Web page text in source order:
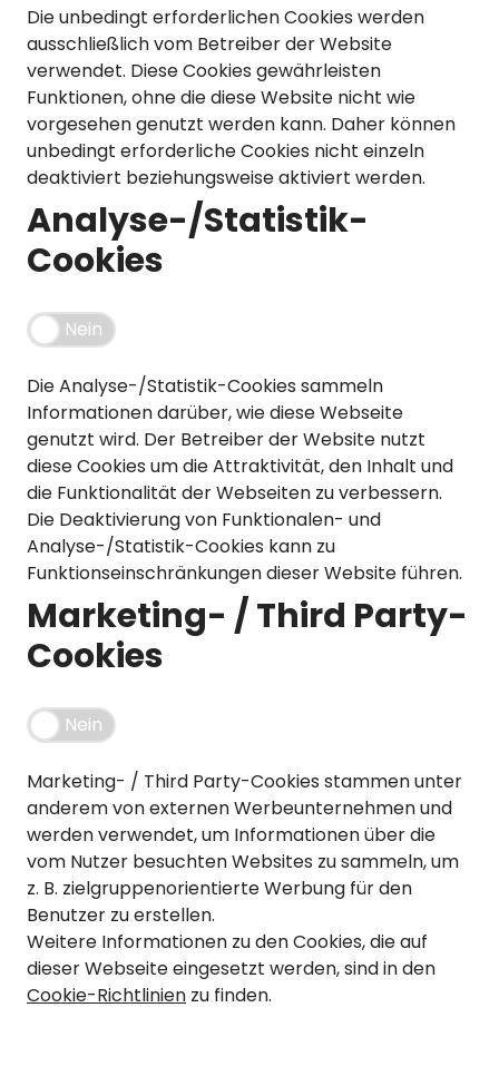
Mützen
Reflex-Produkte
Regenbekleidung
Schuhe
Socken
Streetwear
Überschuhe
Unterwäsche
Westen
Touring
Urban
Kettenblätter
Kurbelgarnituren
Laufräder
Lenker
Naben
Pedale
Sattelstützen
Schaltung
Ständer
Steuersätze
Vorbauten
Zahnkränze
Flaschen
Flaschenhalter
Gepäckträger
Kettenschutz
Kindersitze
Klingeln & Hupen
Rucksäcke
Schlösser
Schutzbleche
Single Speed
Smartphonehalter
Spiegel
Taschen
Wandhalterung
Die unbedingt erforderlichen Cookies werden
ausschließlich vom Betreiber der Website
verwendet. Diese Cookies gewährleisten
Funktionen, ohne die diese Website nicht wie
vorgesehen genutzt werden kann. Daher können
unbedingt erforderliche Cookies nicht einzeln
deaktiviert beziehungsweise aktiviert werden.
Analyse-/Statistik-
Cookies
Nein
Die Analyse-/Statistik-Cookies sammeln
Informationen darüber, wie diese Webseite
genutzt wird. Der Betreiber der Website nutzt
diese Cookies um die Attraktivität, den Inhalt und
die Funktionalität der Webseiten zu verbessern.
Die Deaktivierung von Funktionalen- und
Analyse-/Statistik-Cookies kann zu
Funktionseinschränkungen dieser Website führen.
Marketing- / Third Party-
Cookies
Nein
Marketing- / Third Party-Cookies stammen unter
anderem von externen Werbeunternehmen und
werden verwendet, um Informationen über die
vom Nutzer besuchten Websites zu sammeln, um
z. B. zielgruppenorientierte Werbung für den
Benutzer zu erstellen.
Weitere Informationen zu den Cookies, die auf
dieser Webseite eingesetzt werden, sind in den
Cookie-Richtlinien zu finden.